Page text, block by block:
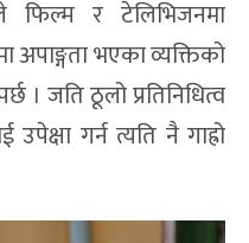
फिल्म र टेलिभिजनमा
अपाङ्गता भएका व्यक्तिको
। जति ठूलो प्रतिनिधित्व
गर्न त्यति नै गाह्रो